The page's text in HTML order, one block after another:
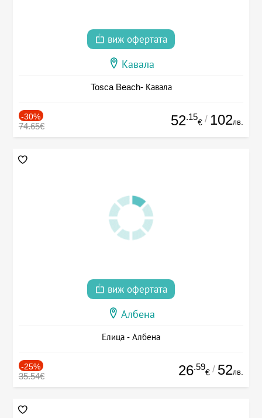
виж офертата
Кавала
Tosca Beach- Кавала
-30%
74.65€ 52.15
€ / 102лв.
виж офертата
Албена
Елица - Албена
-25%
35.54€ 26.59
€ / 52лв.